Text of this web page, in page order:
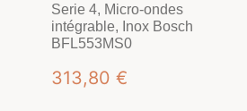
Serie 4, Micro-ondes
intégrable, Inox Bosch
BFL553MS0
313,80 €